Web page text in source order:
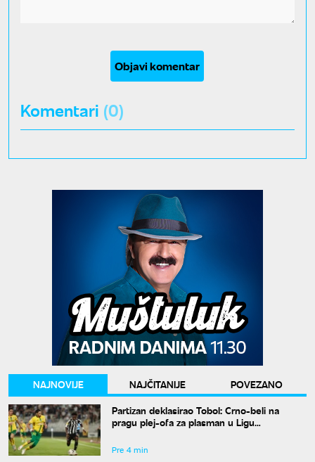
Objavi komentar
Komentari (0)
NAJNOVIJE NAJČITANIJE
POVEZANO
Partizan deklasirao Tobol: Crno-beli na
pragu plej-ofa za plasman u Ligu
Pre 4 min